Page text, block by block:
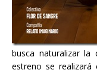
busca naturalizar la
estreno se